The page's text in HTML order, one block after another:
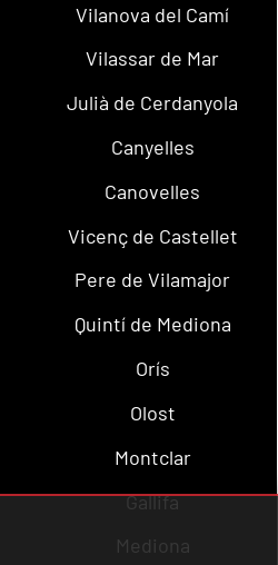
Vilanova del Camí
Vilassar de Mar
Julià de Cerdanyola
Canyelles
Canovelles
Vicenç de Castellet
Pere de Vilamajor
Quintí de Mediona
Orís
Olost
Montclar
Gallifa
Mediona